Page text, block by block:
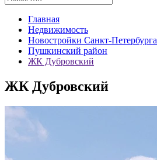
Главная
Недвижимость
Новостройки Санкт-Петербурга
Пушкинский район
ЖК Дубровский
ЖК Дубровский